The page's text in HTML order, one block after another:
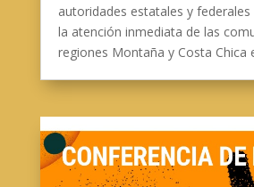
autoridades estatales y federales
la atención inmediata de las
regiones Montaña y Costa Chica